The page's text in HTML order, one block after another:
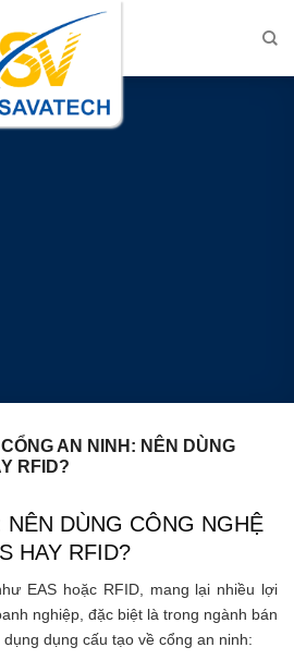
CỔNG AN NINH: NÊN DÙNG
RFID?
NÊN DÙNG CÔNG NGHỆ
HAY RFID?
EAS hoặc RFID, mang lại nhiều lợi
nghiệp, đặc biệt là trong ngành bán
dụng cấu tạo về cổng an ninh: